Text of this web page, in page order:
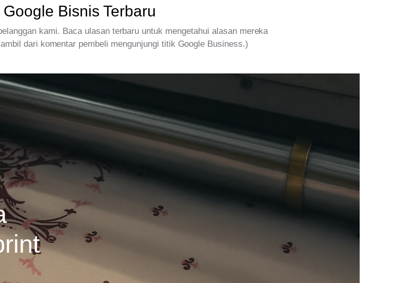
Bisnis Terbaru
kami. Baca ulasan terbaru untuk mengetahui alasan mereka
dari komentar pembeli mengunjungi titik Google Business.)